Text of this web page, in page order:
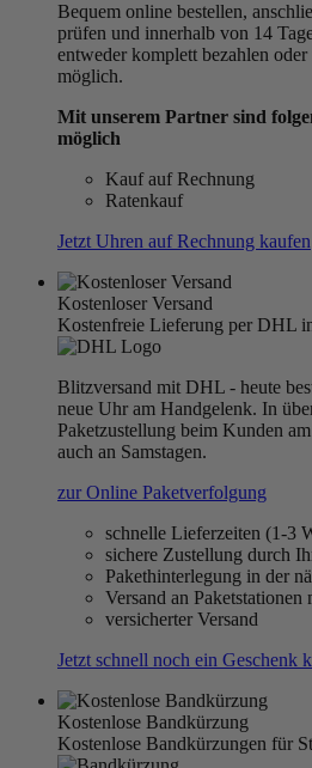
Bequem online bestellen,
prüfen und innerhalb von 14
entweder komplett bezahlen
möglich.
Mit unserem Partner sind
möglich
Kauf auf Rechnung
Ratenkauf
Jetzt Uhren auf Rechnung kaufen
Kostenloser Versand
Kostenfreie Lieferung per DHL
Blitzversand mit DHL - heute
neue Uhr am Handgelenk. In
Paketzustellung beim Kunden
auch an Samstagen.
zur Online Paketverfolgung
schnelle Lieferzeiten (1-3
sichere Zustellung durch
Pakethinterlegung in der
Versand an Paketstationen
versicherter Versand
Jetzt schnell noch ein Geschenk
Kostenlose Bandkürzung
Kostenlose Bandkürzungen für